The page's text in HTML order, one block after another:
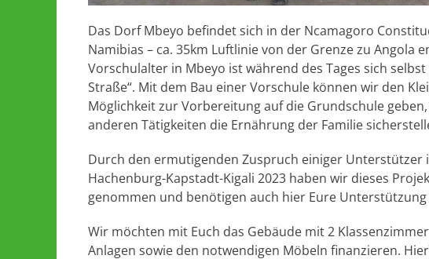
Das Dorf Mbeyo befindet sich in der Ncamagoro
Namibias – ca. 35km Luftlinie von der Grenze zu Angola
Vorschulalter in Mbeyo ist während des Tages sich
Straße“. Mit dem Bau einer Vorschule können wir den
Möglichkeit zur Vorbereitung auf die Grundschule
anderen Tätigkeiten die Ernährung der Familie
Durch den ermutigenden Zuspruch einiger Unterstützer
Hachenburg-Kapstadt-Kigali 2023 haben wir dieses
genommen und benötigen auch hier Eure Unterstützung
Wir möchten mit Euch das Gebäude mit 2
Anlagen sowie den notwendigen Möbeln finanzieren.